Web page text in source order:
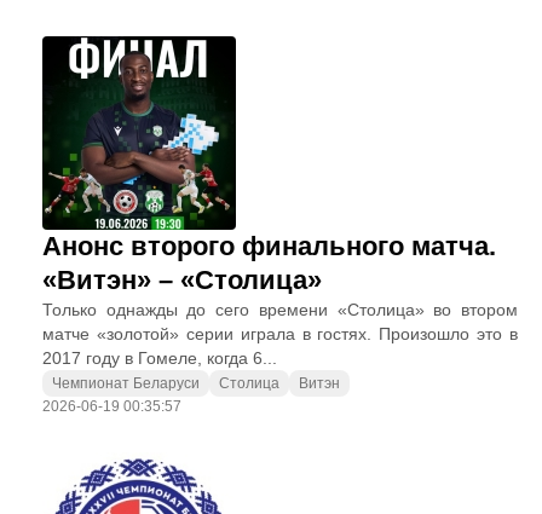
Анонс второго финального матча.
«Витэн» – «Столица»
Только однажды до сего времени «Столица» во втором
матче «золотой» серии играла в гостях. Произошло это в
2017 году в Гомеле, когда 6...
Чемпионат Беларуси Столица
Витэн
2026-06-19 00:35:57